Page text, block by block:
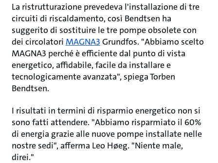
La ristrutturazione prevedeva l'installazione di tre
circuiti di riscaldamento, così Bendtsen ha
suggerito di sostituire le tre pompe obsolete con
dei circolatori MAGNA3 Grundfos. "Abbiamo scelto
MAGNA3 perché è efficiente dal punto di vista
energetico, affidabile, facile da installare e
tecnologicamente avanzata", spiega Torben
Bendtsen.
I risultati in termini di risparmio energetico non si
sono fatti attendere. "Abbiamo risparmiato il 60%
di energia grazie alle nuove pompe installate nelle
nostre sedi", afferma Leo Høeg. "Niente male,
direi."